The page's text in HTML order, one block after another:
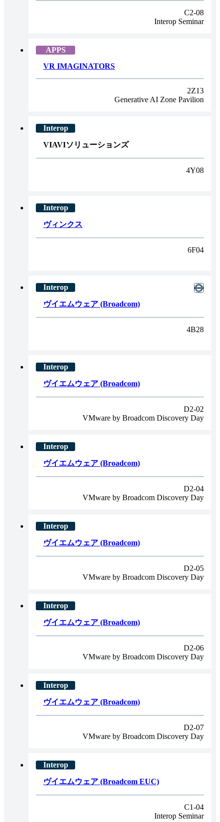
C2-08
Interop Seminar
VR IMAGINATORS
2Z13
Generative AI Zone Pavilion
VIAVIソリューションズ
4Y08
ヴィンクス
6F04
ヴイエムウェア (Broadcom)
4B28
ヴイエムウェア (Broadcom)
D2-02
VMware by Broadcom Discovery Day
ヴイエムウェア (Broadcom)
D2-04
VMware by Broadcom Discovery Day
ヴイエムウェア (Broadcom)
D2-05
VMware by Broadcom Discovery Day
ヴイエムウェア (Broadcom)
D2-06
VMware by Broadcom Discovery Day
ヴイエムウェア (Broadcom)
D2-07
VMware by Broadcom Discovery Day
ヴイエムウェア (Broadcom EUC)
C1-04
Interop Seminar